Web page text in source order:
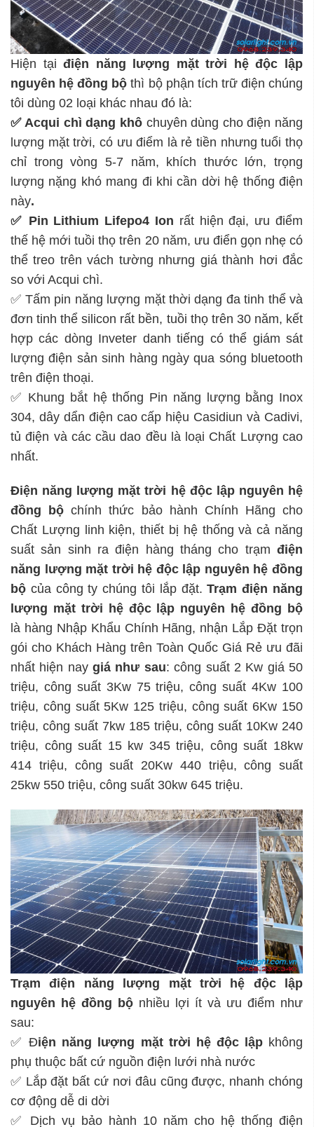
Hiện tạiđiện năng lượng mặt trời hệ độc lập
nguyên hệ đồng bộ thì bộ phận tích trữ điện chúng
tôi dùng 02 loại khác nhau đó là:
✅ Acqui chì dạng khô chuyên dùng cho điện năng
lượng mặt trời, có ưu điểm là rẻ tiền nhưng tuổi thọ
chỉ trong vòng 5-7 năm, khích thước lớn, trọng
lượng nặng khó mang đi khi cần dời hệ thống điện
này.
✅ Pin Lithium Lifepo4 Ion rất hiện đại, ưu điểm
thế hệ mới tuồi thọ trên 20 năm, ưu điển gọn nhẹ có
thể treo trên vách tường nhưng giá thành hơi đắc
so với Acqui chì.
✅ Tấm pin năng lượng mặt thời dạng đa tinh thể và
đơn tinh thể silicon rất bền, tuồi thọ trên 30 năm, kết
hợp các dòng Inveter danh tiếng có thể giám sát
lượng điện sản sinh hàng ngày qua sóng bluetooth
trên điện thoại.
✅ Khung bắt hệ thống Pin năng lượng bằng Inox
304, dây dẩn điện cao cấp hiệu Casidiun và Cadivi,
tủ điện và các cầu dao đều là loại Chất Lượng cao
nhất.
Điện năng lượng mặt trời hệ độc lậpnguyên hệ
đồng bộ chính thức bảo hành Chính Hãng cho
Chất Lượng linh kiện, thiết bị hệ thống và cả năng
suất sản sinh ra điện hàng tháng cho trạm điện
năng lượng mặt trời hệ độc lập nguyên hệ đồng
bộ của công ty chúng tôi lắp đặt.Trạmđiện năng
lượng mặt trời hệ độc lập nguyên hệ đồng bộ
là hàng Nhập Khẩu Chính Hãng, nhận Lắp Đặt trọn
gói cho Khách Hàng trên Toàn Quốc Giá Rẻ ưu đãi
nhất hiện naygiá như sau: công suất 2 Kw giá 50
triệu, công suất 3Kw 75 triệu, công suất 4Kw 100
triệu, công suất 5Kw 125 triệu, công suất 6Kw 150
triệu, công suất 7kw 185 triệu, công suất 10Kw 240
triệu, công suất 15 kw 345 triệu, công suất 18kw
414 triệu, công suất 20Kw 440 triệu, công suất
25kw 550 triệu, công suất 30kw 645 triệu.
Trạm điện năng lượng mặt trời hệ độc lập
nguyên hệ đồng bộ nhiều lợi ít và ưu điểm như
sau:
✅ Điện năng lượng mặt trời hệ độc lậpkhông
phụ thuộc bất cứ nguồn điện lưới nhà nước
✅ Lắp đặt bất cứ nơi đâu cũng được, nhanh chóng
cơ động dễ di dời
✅ Dịch vụ bảo hành 10 năm cho hệ thống điện